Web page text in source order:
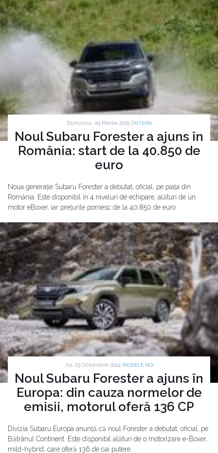
Duminica, 09 Martie 2025 | INTERN
Noul Subaru Forester a ajuns în
România: start de la 40.850 de
euro
Noua generație Subaru Forester a debutat, oficial, pe piața din
România. Este disponibil în 4 niveluri de echipare, alături de un
motor eBoxer, iar prețurile pornesc de la 40.850 de euro.
Joi, 03 Octombrie 2024 | MODELE NOI
Noul Subaru Forester a ajuns în
Europa: din cauza normelor de
emisii, motorul oferă 136 CP
Divizia Subaru Europa anunță că noul Forester a debutat, oficial, pe
Bătrânul Continent. Este disponibil alături de o motorizare e-Boxer,
mild-hybrid, care oferă 136 de cai putere.